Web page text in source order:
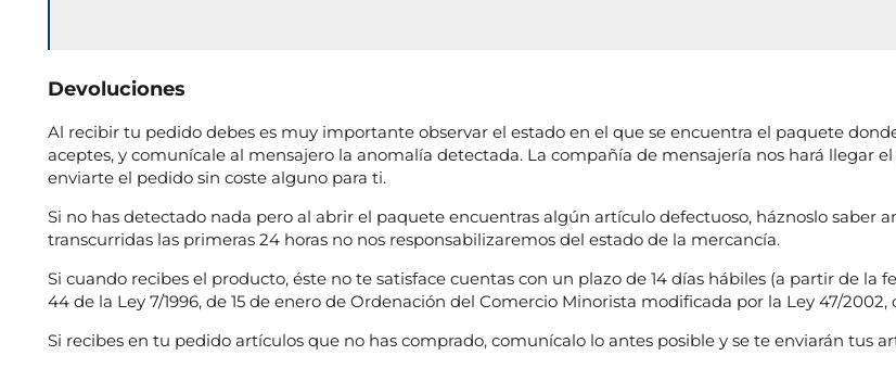
Devoluciones
Al recibir tu pedido debes es muy importante observar el estado en el que se encuentra el paquete
aceptes, y comunícale al mensajero la anomalía detectada. La compañía de mensajería nos hará llegar
enviarte el pedido sin coste alguno para ti.
Si no has detectado nada pero al abrir el paquete encuentras algún artículo defectuoso, háznoslo saber
transcurridas las primeras 24 horas no nos responsabilizaremos del estado de la mercancía.
Si cuando recibes el producto, éste no te satisface cuentas con un plazo de 14 días hábiles (a partir de la
44 de la Ley 7/1996, de 15 de enero de Ordenación del Comercio Minorista modificada por la Ley 47/2002,
Si recibes en tu pedido artículos que no has comprado, comunícalo lo antes posible y se te enviarán tus